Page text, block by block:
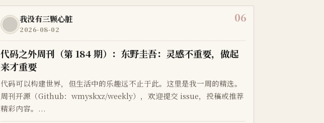
06
我没有三颗心脏
2026-08-02
代码之外周刊（第 184 期）：东野圭吾：灵感不重要，做起
来才重要
代码可以构建世界，但生活中的乐趣远不止于此。这里是我一周的精选。
周刊开源（Github：wmyskxz/weekly），欢迎提交 issue，投稿或推荐
精彩内容。...